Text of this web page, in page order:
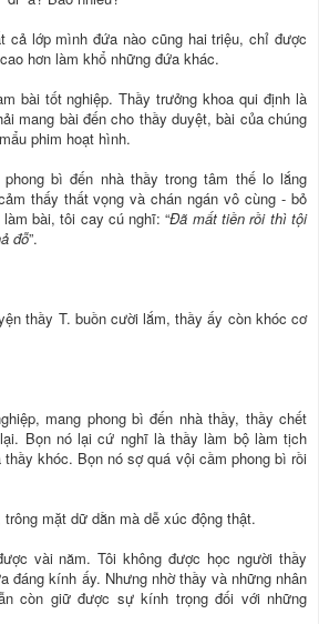
cả lớp mình đứa nào cũng hai triệu, chỉ được
hơn làm khổ những đứa khác.
bài tốt nghiệp. Thầy trưởng khoa qui định là
mang bài đến cho thầy duyệt, bài của chúng
phim hoạt hình.
bì đến nhà thầy trong tâm thế lo lắng
thấy thất vọng và chán ngán vô cùng - bỏ
bài, tôi cay cú nghĩ: “Đã mất tiền rồi thì tội
đỗ”.
thầy T. buồn cười lắm, thầy ấy còn khóc cơ
mang phong bì đến nhà thầy, thầy chết
Bọn nó lại cứ nghĩ là thầy làm bộ làm tịch
khóc. Bọn nó sợ quá vội cầm phong bì rồi
mặt dữ dằn mà dễ xúc động thật.
vài năm. Tôi không được học người thầy
đáng kính ấy. Nhưng nhờ thầy và những nhân
còn giữ được sự kính trọng đối với những